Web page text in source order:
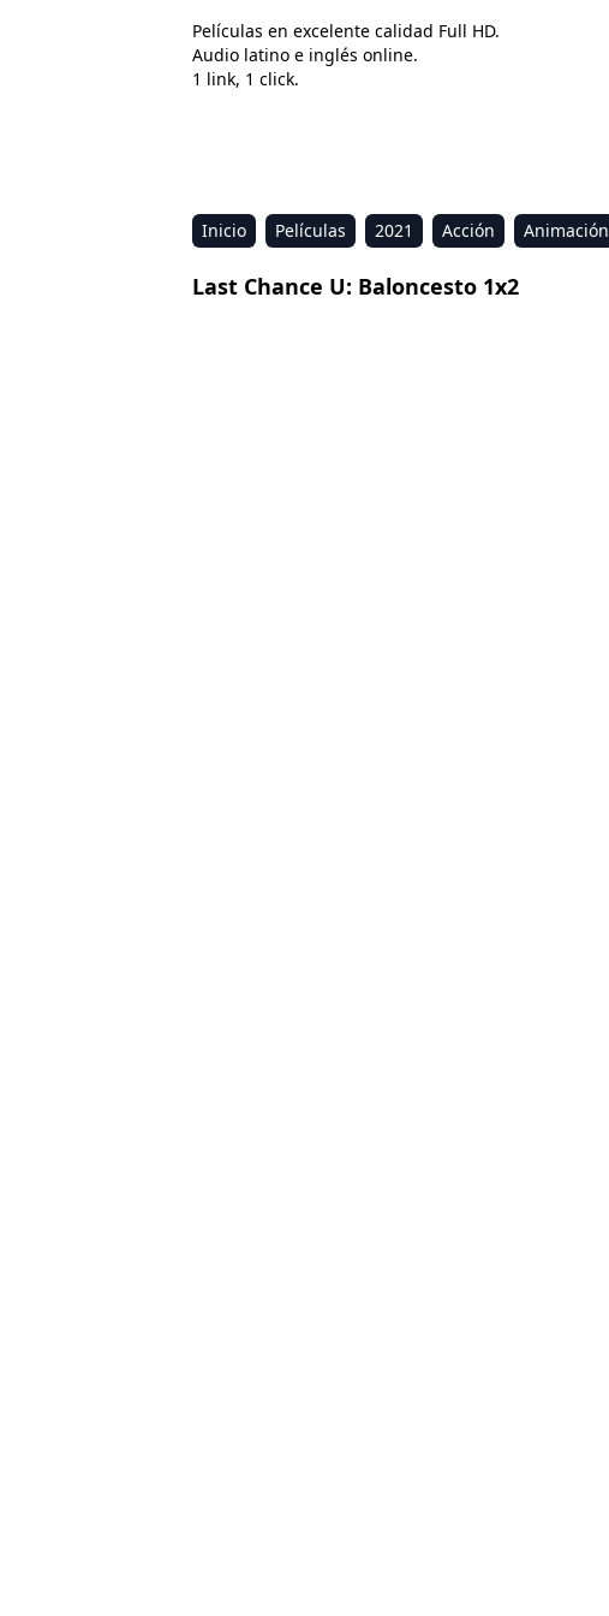
Películas en excelente calidad Full HD.
Audio latino e inglés online.
1 link, 1 click.
Inicio Películas 2021 Acción Animación
Estreno
Música Reality
Last Chance U: Baloncesto 1x2